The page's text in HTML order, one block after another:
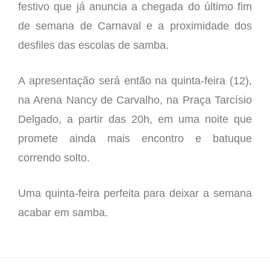
festivo que já anuncia a chegada do último fim
de semana de Carnaval e a proximidade dos
desfiles das escolas de samba.
A apresentação será então na quinta-feira (12),
na Arena Nancy de Carvalho, na Praça Tarcísio
Delgado, a partir das 20h, em uma noite que
promete ainda mais encontro e batuque
correndo solto.
Uma quinta-feira perfeita para deixar a semana
acabar em samba.